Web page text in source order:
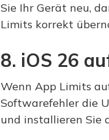
Sie Ihr Gerät neu,
Limits korrekt
8. iOS 26
Wenn App Limits
Softwarefehler die
und installieren Sie